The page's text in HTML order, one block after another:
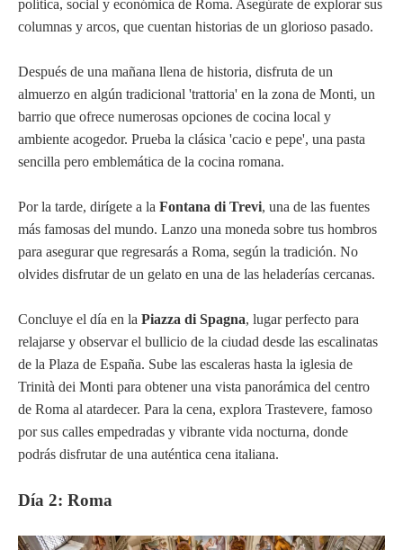
política, social y económica de Roma. Asegúrate de explorar sus
columnas y arcos, que cuentan historias de un glorioso pasado.
Después de una mañana llena de historia, disfruta de un
almuerzo en algún tradicional 'trattoria' en la zona de Monti, un
barrio que ofrece numerosas opciones de cocina local y
ambiente acogedor. Prueba la clásica 'cacio e pepe', una pasta
sencilla pero emblemática de la cocina romana.
Por la tarde, dirígete a la Fontana di Trevi, una de las fuentes
más famosas del mundo. Lanzo una moneda sobre tus hombros
para asegurar que regresarás a Roma, según la tradición. No
olvides disfrutar de un gelato en una de las heladerías cercanas.
Concluye el día en la Piazza di Spagna, lugar perfecto para
relajarse y observar el bullicio de la ciudad desde las escalinatas
de la Plaza de España. Sube las escaleras hasta la iglesia de
Trinità dei Monti para obtener una vista panorámica del centro
de Roma al atardecer. Para la cena, explora Trastevere, famoso
por sus calles empedradas y vibrante vida nocturna, donde
podrás disfrutar de una auténtica cena italiana.
Día 2: Roma